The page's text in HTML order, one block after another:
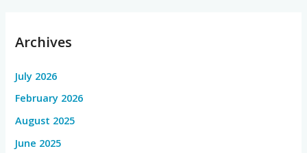
Archives
July 2026
February 2026
August 2025
June 2025